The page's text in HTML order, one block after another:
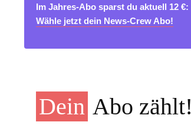
Im Jahres-Abo sparst du aktuell 12 €:
Wähle jetzt dein News-Crew Abo!
Dein Abo zählt!